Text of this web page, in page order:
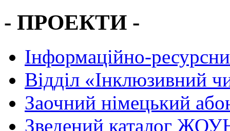
- ПРОЕКТИ -
Інформаційно-
Вiддiл «Інклюзивний
Заочний німецький
Зведений каталог